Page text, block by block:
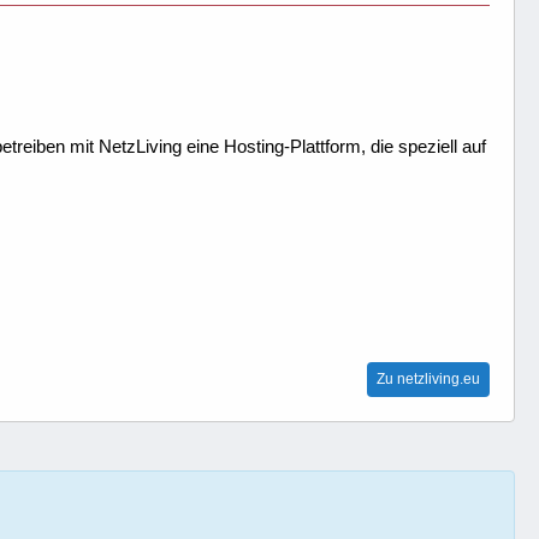
mit NetzLiving eine Hosting-Plattform, die speziell auf
Zu netzliving.eu